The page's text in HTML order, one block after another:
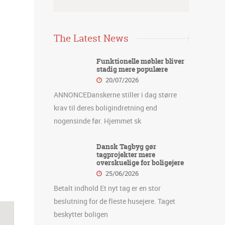
The Latest News
Funktionelle møbler bliver
stadig mere populære
20/07/2026
ANNONCEDanskerne stiller i dag større
krav til deres boligindretning end
nogensinde før. Hjemmet sk
Dansk Tagbyg gør
tagprojekter mere
overskuelige for boligejere
25/06/2026
Betalt indhold Et nyt tag er en stor
beslutning for de fleste husejere. Taget
beskytter boligen